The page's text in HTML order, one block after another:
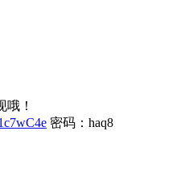
！
密码：haq8